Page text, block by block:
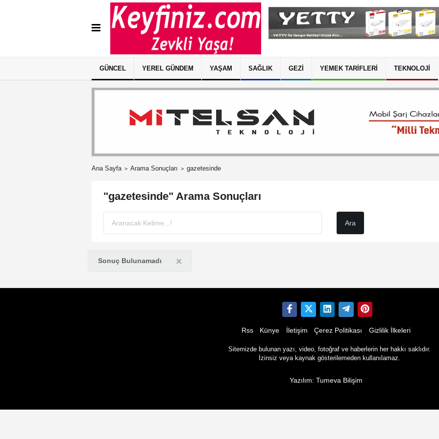
GÜNCEL YEREL GÜNDEM YAŞAM SAĞLIK GEZI YEMEK TARIFLERI TEKNOLOJI
Ana Sayfa Arama Sonuçları gazetesinde
"gazetesinde" Arama Sonuçları
Sonuç Bulunamadı ×
Rss Künye İletişim Çerez Politikası Gizlilik İlkeleri
Sitemizde bulunan yazı, video, fotoğraf ve haberlerin her hakkı saklıdır.
İzinsiz veya kaynak gösterilemeden kullanılamaz.
Yazılım: Tumeva Bilişim